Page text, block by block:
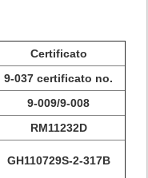
Certificato
9-037 certificato no.
9-009/9-008
RM11232D
GH110729S-2-317B